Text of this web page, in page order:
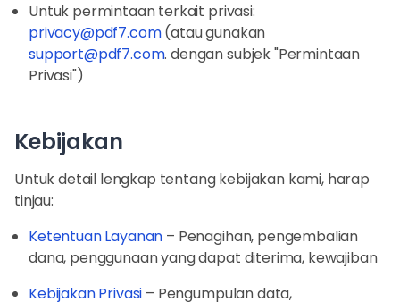
Untuk permintaan terkait privasi:
privacy@pdf7.com(atau gunakan
support@pdf7.com. dengan subjek "Permintaan
Privasi")
Kebijakan
Untuk detail lengkap tentang kebijakan kami, harap
tinjau:
Ketentuan Layanan – Penagihan, pengembalian
dana, penggunaan yang dapat diterima, kewajiban
Kebijakan Privasi – Pengumpulan data,